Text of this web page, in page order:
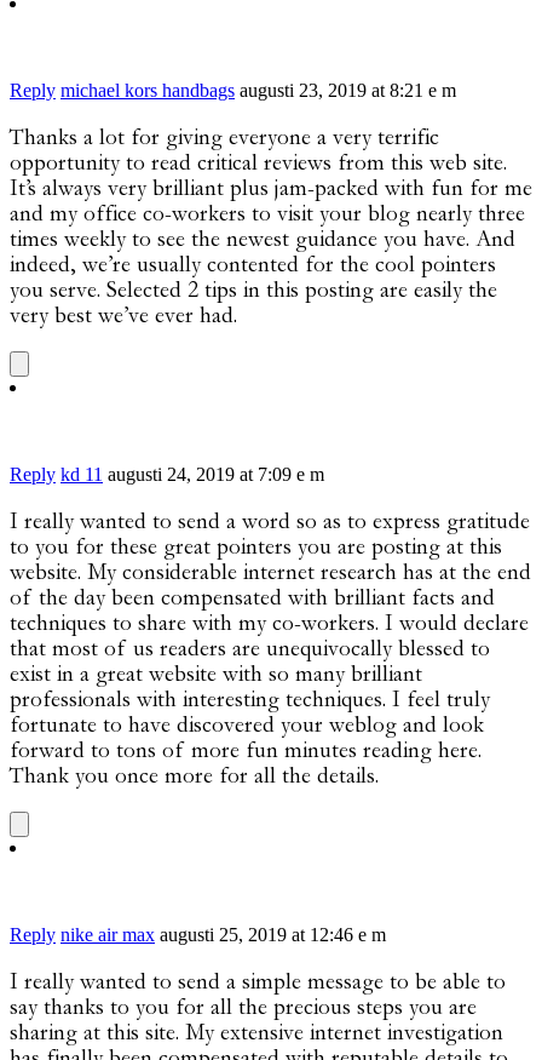
Reply michael kors handbags augusti 23, 2019 at 8:21 e m
Thanks a lot for giving everyone a very terrific
opportunity to read critical reviews from this web site.
It’s always very brilliant plus jam-packed with fun for me
and my office co-workers to visit your blog nearly three
times weekly to see the newest guidance you have. And
indeed, we’re usually contented for the cool pointers
you serve. Selected 2 tips in this posting are easily the
very best we’ve ever had.
Reply kd 11 augusti 24, 2019 at 7:09 e m
I really wanted to send a word so as to express gratitude
to you for these great pointers you are posting at this
website. My considerable internet research has at the end
of the day been compensated with brilliant facts and
techniques to share with my co-workers. I would declare
that most of us readers are unequivocally blessed to
exist in a great website with so many brilliant
professionals with interesting techniques. I feel truly
fortunate to have discovered your weblog and look
forward to tons of more fun minutes reading here.
Thank you once more for all the details.
Reply nike air max augusti 25, 2019 at 12:46 e m
I really wanted to send a simple message to be able to
say thanks to you for all the precious steps you are
sharing at this site. My extensive internet investigation